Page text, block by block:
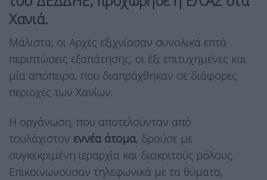
Χανιά.
Μάλιστα, οι Αρχές εξιχνίασαν συνολικά επτά
περιπτώσεις εξαπάτησης, οι έξι επιτυχημένες και
μία απόπειρα, που διαπράχθηκαν σε διάφορες
περιοχές των Χανίων.
Η οργάνωση, που αποτελούνταν από
τουλάχιστον εννέα άτομα, δρούσε με
συγκεκριμένη ιεραρχία και διακριτούς ρόλους.
Επικοινωνούσαν τηλεφωνικά με τα θύματα,